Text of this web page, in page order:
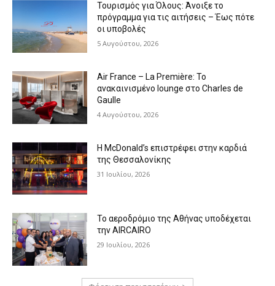
Τουρισμός για Όλους: Άνοιξε το
πρόγραμμα για τις αιτήσεις – Έως πότε
οι υποβολές
5 Αυγούστου, 2026
Air France – La Première: Το
ανακαινισμένο lounge στο Charles de
Gaulle
4 Αυγούστου, 2026
Η McDonald’s επιστρέφει στην καρδιά
της Θεσσαλονίκης
31 Ιουλίου, 2026
Το αεροδρόμιο της Αθήνας υποδέχεται
την AIRCAIRO
29 Ιουλίου, 2026